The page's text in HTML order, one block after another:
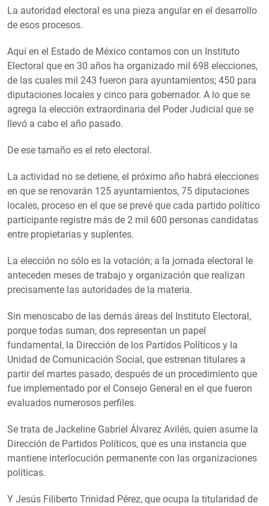
La autoridad electoral es una pieza angular en el desarrollo
de esos procesos.
Aquí en el Estado de México contamos con un Instituto
Electoral que en 30 años ha organizado mil 698 elecciones,
de las cuales mil 243 fueron para ayuntamientos; 450 para
diputaciones locales y cinco para gobernador. A lo que se
agrega la elección extraordinaria del Poder Judicial que se
llevó a cabo el año pasado.
De ese tamaño es el reto electoral.
La actividad no se detiene, el próximo año habrá elecciones
en que se renovarán 125 ayuntamientos, 75 diputaciones
locales, proceso en el que se prevé que cada partido político
participante registre más de 2 mil 600 personas candidatas
entre propietarias y suplentes.
La elección no sólo es la votación; a la jornada electoral le
anteceden meses de trabajo y organización que realizan
precisamente las autoridades de la materia.
Sin menoscabo de las demás áreas del Instituto Electoral,
porque todas suman, dos representan un papel
fundamental, la Dirección de los Partidos Políticos y la
Unidad de Comunicación Social, que estrenan titulares a
partir del martes pasado, después de un procedimiento que
fue implementado por el Consejo General en el que fueron
evaluados numerosos perfiles.
Se trata de Jackeline Gabriel Álvarez Avilés, quien asume la
Dirección de Partidos Políticos, que es una instancia que
mantiene interlocución permanente con las organizaciones
políticas.
Y Jesús Filiberto Trinidad Pérez, que ocupa la titularidad de